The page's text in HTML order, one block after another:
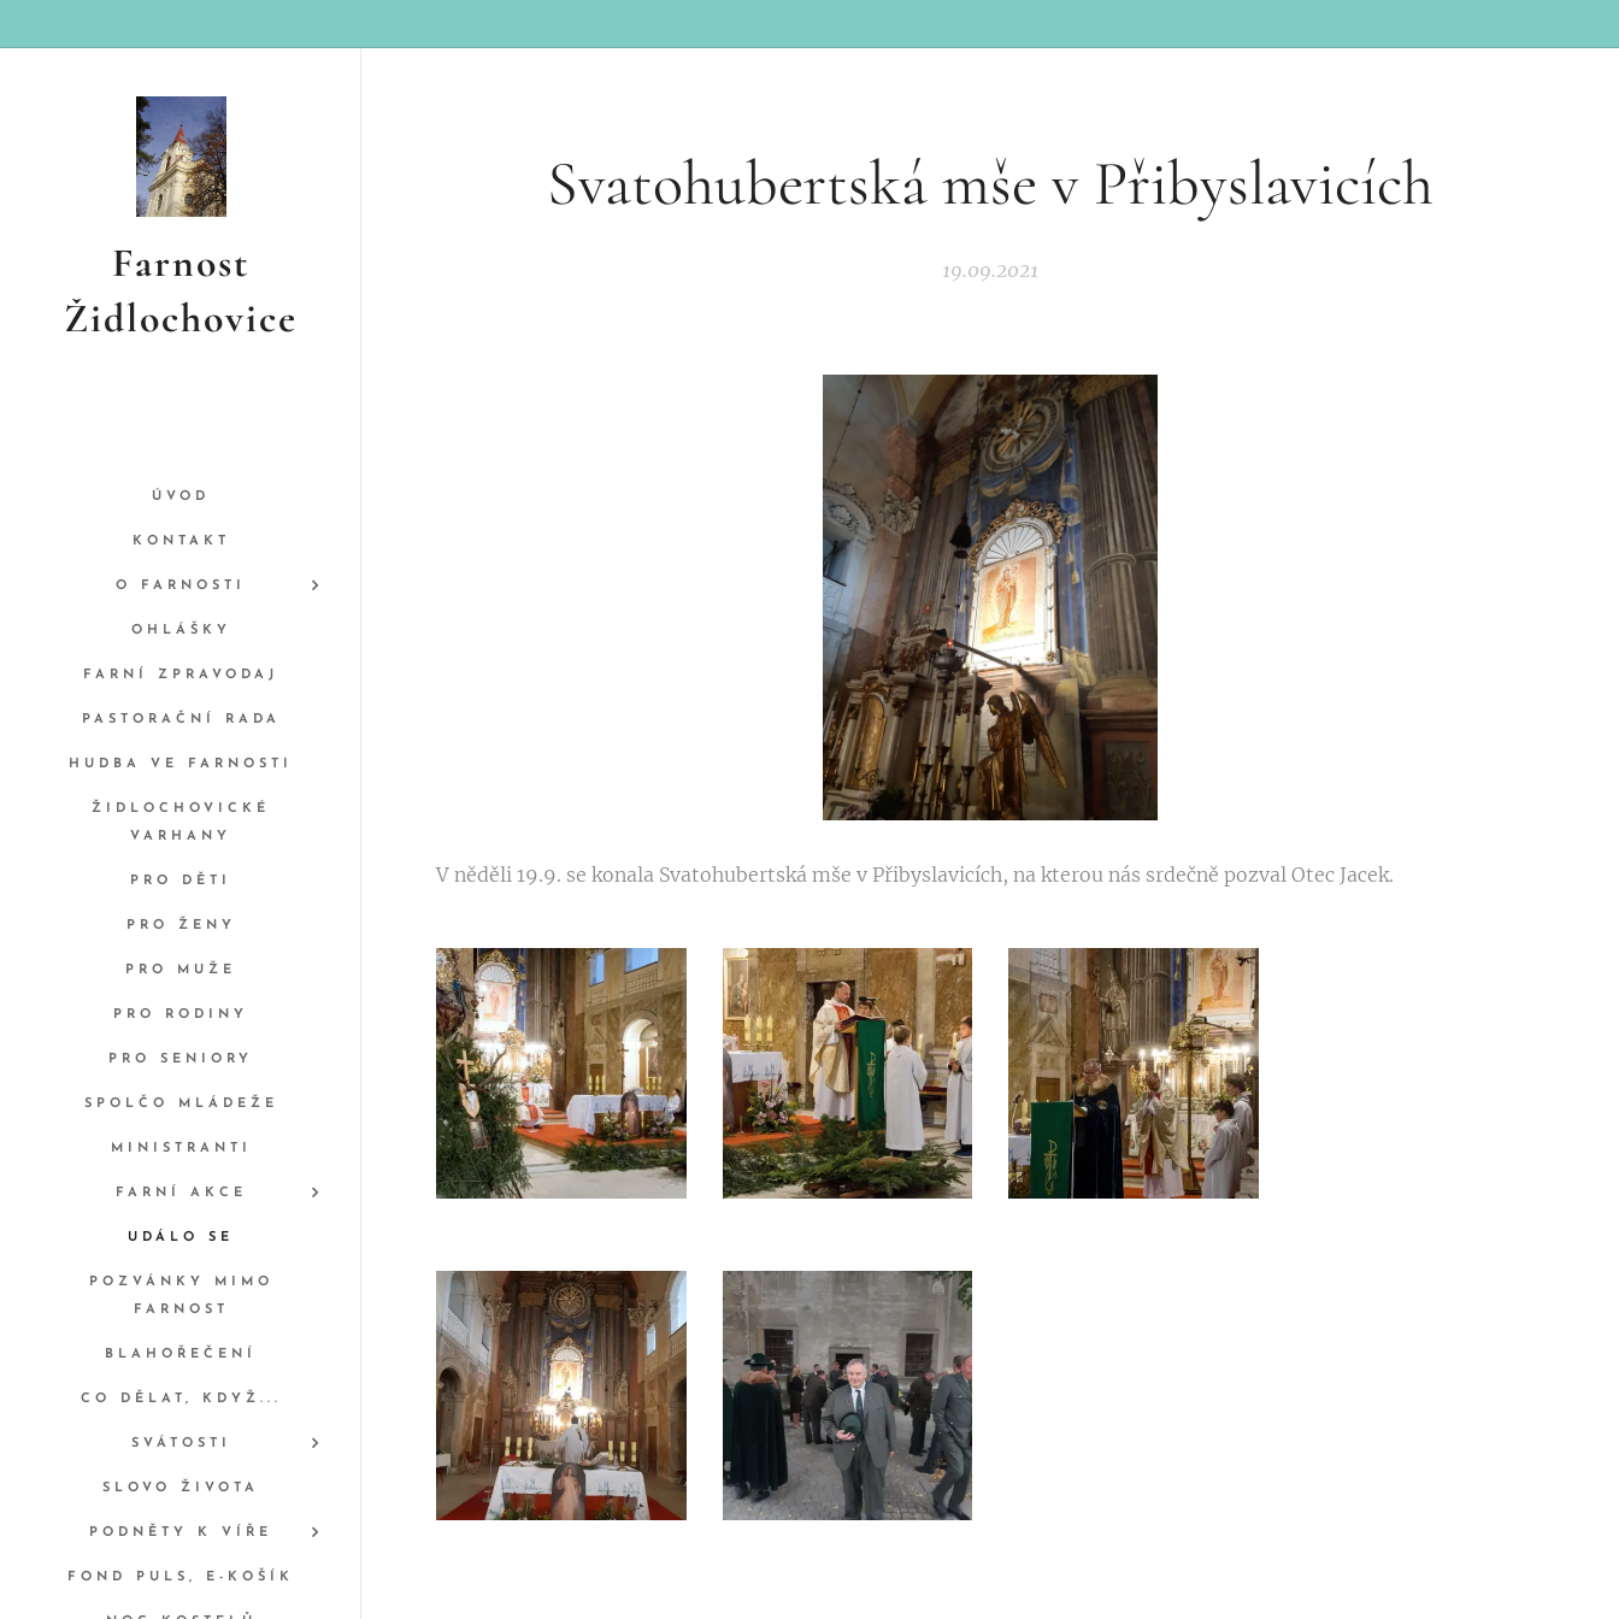
Farnost
Židlochovice
ÚVOD
KONTAKT
O FARNOSTI
OHLÁŠKY
FARNÍ ZPRAVODAJ
PASTORAČNÍ RADA
HUDBA VE FARNOSTI
ŽIDLOCHOVICKÉ
VARHANY
PRO DĚTI
PRO ŽENY
PRO MUŽE
PRO RODINY
PRO SENIORY
SPOLČO MLÁDEŽE
MINISTRANTI
FARNÍ AKCE
UDÁLO SE
POZVÁNKY MIMO
FARNOST
BLAHOŘEČENÍ
CO DĚLAT, KDYŽ...
SVÁTOSTI
SLOVO ŽIVOTA
PODNĚTY K VÍŘE
FOND PULS, E-KOŠÍK
Svatohubertská mše v Přibyslavicích
19.09.2021
V něděli 19.9. se konala Svatohubertská mše v Přibyslavicích, na kterou nás srdečně pozval Otec Jacek.